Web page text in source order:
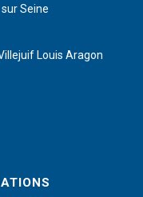
Seine
Louis Aragon